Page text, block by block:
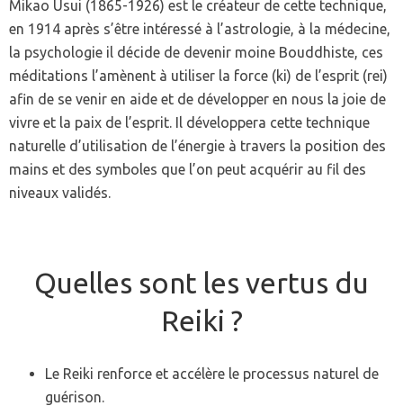
Mikao Usui (1865-1926) est le créateur de cette technique,
en 1914 après s’être intéressé à l’astrologie, à la médecine,
la psychologie il décide de devenir moine Bouddhiste, ces
méditations l’amènent à utiliser la force (ki) de l’esprit (rei)
afin de se venir en aide et de développer en nous la joie de
vivre et la paix de l’esprit. Il développera cette technique
naturelle d’utilisation de l’énergie à travers la position des
mains et des symboles que l’on peut acquérir au fil des
niveaux validés.
Quelles sont les vertus du
Reiki ?
Le Reiki renforce et accélère le processus naturel de
guérison.